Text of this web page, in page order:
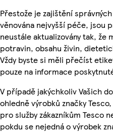
Přestože je zajištění
věnována nejvyšší péče, jsou
neustále aktualizovány tak, že
potravin, obsahu živin,
Vždy byste si měli přečíst
pouze na informace
V případě jakýchkoliv Vašich
ohledně výrobků značky
pro služby zákazníkům Tesco
pokdu se nejedná o výrobek